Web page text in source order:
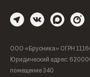
ООО «Брусника» ОГРН
Юридический адрес: 620000,
помещение 340